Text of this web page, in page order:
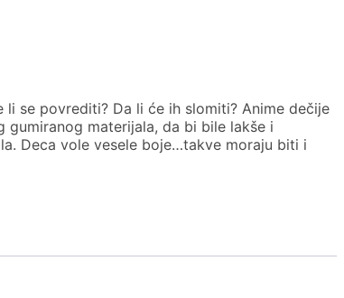
se povrediti? Da li će ih slomiti? Anime dečije
materijala, da bi bile lakše i
Deca vole vesele boje…takve moraju biti i